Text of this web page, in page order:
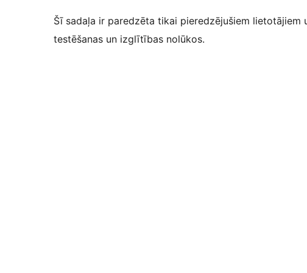
Šī sadaļa ir paredzēta tikai pieredzējušiem
testēšanas un izglītības nolūkos.